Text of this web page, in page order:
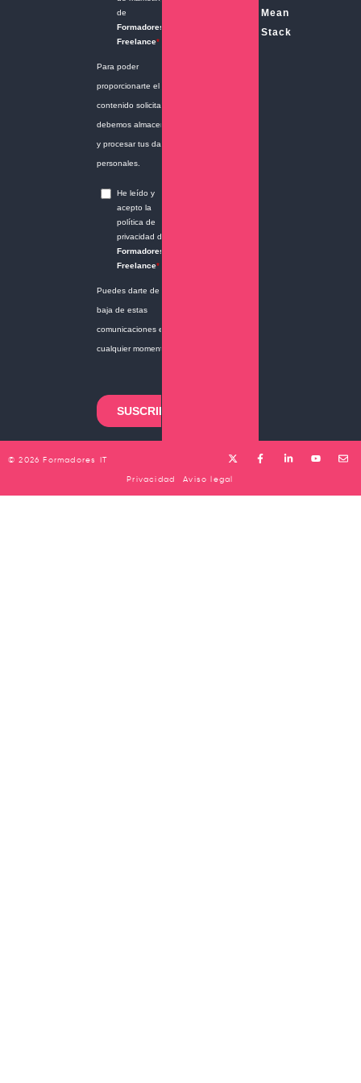
píxeles (como Photoshop), Illustrator utiliza
gráficos vectoriales. Los gráficos vectoriales se
escalan infinitamente sin perder calidad, lo
que los hace ideales para crear logotipos,
nítidos, escalables y versátiles, Illustrator te
necesarias para lograr resultados
profesionales.
Adobe Acrobat Pro DC.
permite trabajar con archivos PDF. Va más allá
y administrar archivos PDF de forma
Mean
Stack
© 2026 Formadores IT
Privacidad Aviso legal